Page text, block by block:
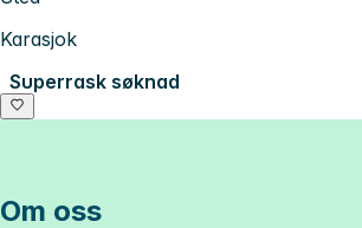
Karasjok
Superrask søknad
Om oss